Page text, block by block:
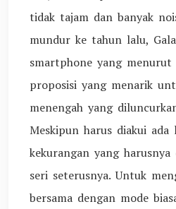
tidak tajam dan banyak
mundur ke tahun lalu,
smartphone yang menurut
proposisi yang menarik
menengah yang
Meskipun harus diakui
kekurangan yang
seri seterusnya. Untuk
bersama dengan mode